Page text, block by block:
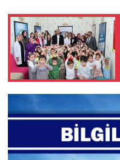
TARİH
Genel
Politika
YEREL
BÖLGEDEN